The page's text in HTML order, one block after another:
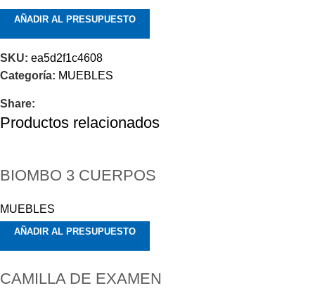
AÑADIR AL PRESUPUESTO
SKU: ea5d2f1c4608
Categoría: MUEBLES
Share:
Productos relacionados
BIOMBO 3 CUERPOS
MUEBLES
AÑADIR AL PRESUPUESTO
CAMILLA DE EXAMEN